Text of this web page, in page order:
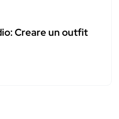
Creare un outfit